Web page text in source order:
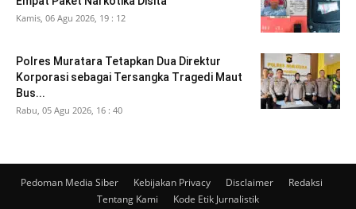
Kamis, 06 Agu 2026, 19 : 12
Polres Muratara Tetapkan Dua Direktur
Korporasi sebagai Tersangka Tragedi Maut
Bus...
Rabu, 05 Agu 2026, 16 : 40
Pedoman Media Siber Kebijakan Privacy Disclaimer
Redaksi
Tentang Kami
Kode Etik Jurnalistik